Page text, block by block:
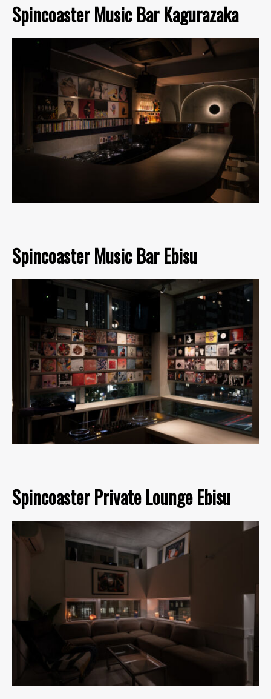
Spincoaster Music Bar Kagurazaka
Spincoaster Music Bar Ebisu
Spincoaster Private Lounge Ebisu